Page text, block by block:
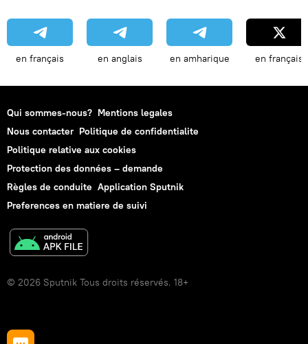
en français en anglais en amharique en français
Qui sommes-nous? Mentions legales
Nous contacter Politique de confidentialite
Politique relative aux cookies
Protection des données – demande
Règles de conduite Application Sputnik
Preferences en matiere de suivi
© 2026 Sputnik Tous droits réservés. 18+